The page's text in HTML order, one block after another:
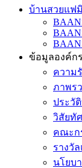
บ้านสวยแฟ
ข้อมูลองค์กร
ความ
ภาพร
ประวั
วิสัยทั
คณะก
รางวั
นโยบ